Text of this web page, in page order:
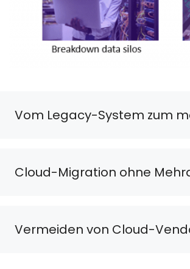
Vom Legacy-System zum
Cloud-Migration ohne
Vermeiden von Cloud-